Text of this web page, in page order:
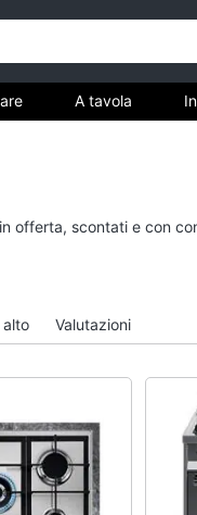
Vedi tutti
A tavola
offerta, scontati e con
alto Valutazioni